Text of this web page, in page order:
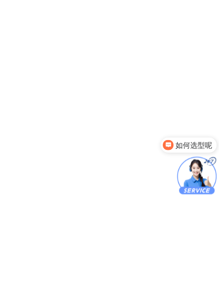
如何选型呢